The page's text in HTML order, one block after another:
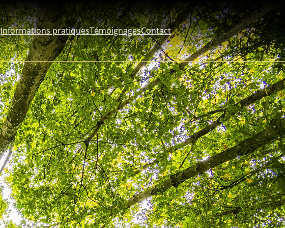
Informations pratiquesTémoignagesContact